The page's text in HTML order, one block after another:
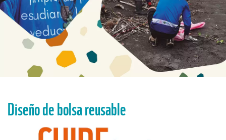
Diseño de bolsa reusable